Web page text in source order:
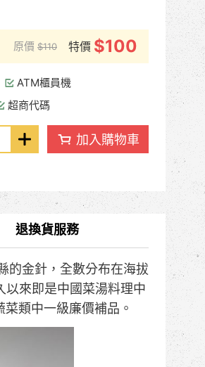
原價 $110 特價 $100
ATM櫃員機
超商代碼
加入購物車
的金針，全數分布在海拔
來即是中國菜湯料理中
類中一級廉價補品。
退換貨服務